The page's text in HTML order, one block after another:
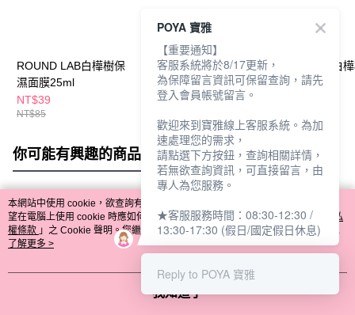
ROUND LAB白樺樹保
濕面膜25ml
NT$39
NT$85
ROUND LAB白樺樹保
濕防曬乳SPF50+ 50ml
NT$365
ROUND LAB白
濕棉片80片
你可能有興趣的商品 全站排行
熱門標籤
本網站中使用 cookie，欲查詢有關本網站使用 cookie 方式之詳情，及若您不希
望在電腦上使用 cookie 時應如何變更電腦的 cookie 設定，請參閱本網站「
隱私
權條款 」之 Cookie 聲明。您繼續使用本網站即表示您同意本公司得按本網站使
用條款之 Cookie 聲明使用 cookie。
了解更多 >
我知道了
POYA 寶雅
【重要通知】
客服系統將於8/17更新，
為保障留言資訊可保留查詢，請先
登入會員帳號留言。
歡迎來到寶雅線上客服系統。為加
速處理您的需求，
請點選下方按鈕，查詢相關詳情，
若無欲查詢資訊，可直接留言，由
專人為您服務。
★客服服務時間：08:30-12:30 /
13:30-17:30 (假日/國定假日休息)
Reply to POYA 寶雅